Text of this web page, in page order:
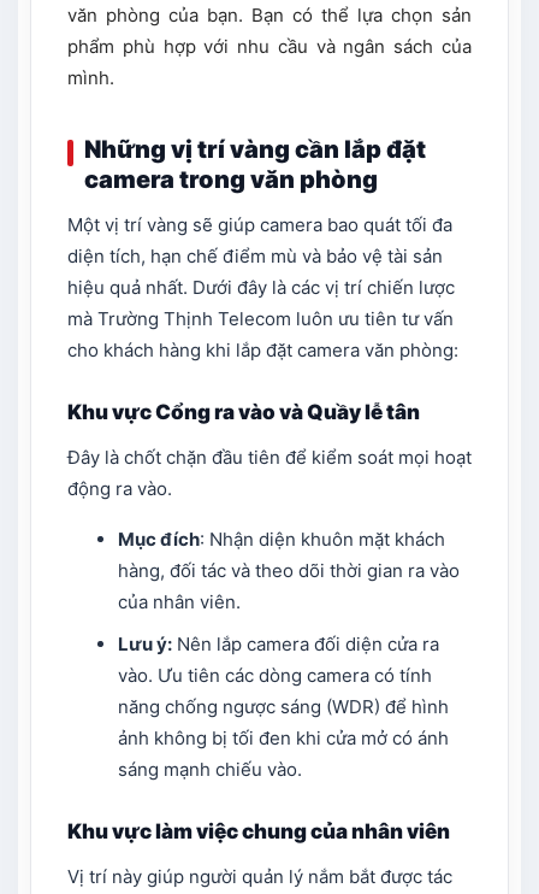
văn phòng của bạn. Bạn có thể lựa chọn sản
phẩm phù hợp với nhu cầu và ngân sách của
mình.
Những vị trí vàng cần lắp đặt
camera trong văn phòng
Một vị trí vàng sẽ giúp camera bao quát tối đa
diện tích, hạn chế điểm mù và bảo vệ tài sản
hiệu quả nhất. Dưới đây là các vị trí chiến lược
mà Trường Thịnh Telecom luôn ưu tiên tư vấn
cho khách hàng khi lắp đặt camera văn phòng:
Khu vực Cổng ra vào và Quầy lễ tân
Đây là chốt chặn đầu tiên để kiểm soát mọi hoạt
động ra vào.
Mục đích: Nhận diện khuôn mặt khách
hàng, đối tác và theo dõi thời gian ra vào
của nhân viên.
Lưu ý:Nên lắp camera đối diện cửa ra
vào. Ưu tiên các dòng camera có tính
năng chống ngược sáng (WDR) để hình
ảnh không bị tối đen khi cửa mở có ánh
sáng mạnh chiếu vào.
Khu vực làm việc chung của nhân viên
Vị trí này giúp người quản lý nắm bắt được tác